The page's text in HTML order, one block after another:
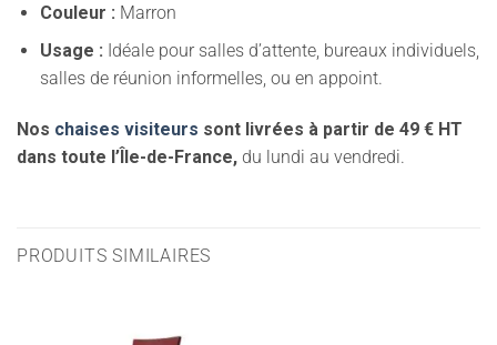
Couleur : Marron
Usage : Idéale pour salles d’attente, bureaux individuels,
salles de réunion informelles, ou en appoint.
Nos chaises visiteurs sont livrées à partir de 49 € HT
dans toute l’Île-de-France, du lundi au vendredi.
PRODUITS SIMILAIRES